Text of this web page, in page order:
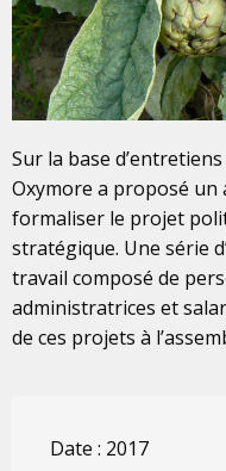
Sur la base
Oxymore a proposé
formaliser le projet
stratégique. Une série
travail composé de
administratrices et
de ces projets à
Date : 2017